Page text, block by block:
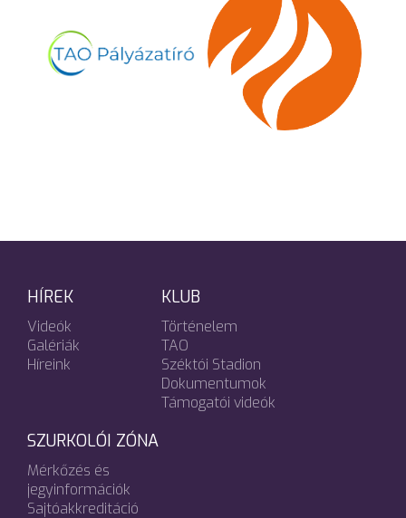
HÍREK
Videók
Galériák
Híreink
KLUB
Történelem
TAO
Széktói Stadion
Dokumentumok
Támogatói videók
SZURKOLÓI ZÓNA
Mérkőzés és
jegyinformációk
Sajtóakkreditáció